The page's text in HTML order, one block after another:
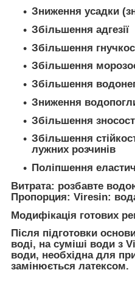
Зниження усадки
Збільшення адгезії
Збільшення
Збільшення
Збільшення
Зниження
Збільшення
Збільшення
лужних розчинів
Поліпшення
Витрата: розбавте
Пропорция: Viresin:
Модифікація готових
Після підготовки
воді, на суміші води з
води, необхідна для
замінюється латексом.